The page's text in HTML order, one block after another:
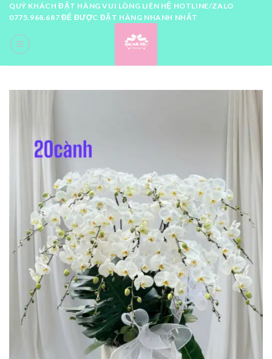
Skip
content
QUÝ KHÁCH ĐẶT HÀNG VUI LÒNG LIÊN HỆ HOTLINE/ZALO
0775.968.687 ĐỂ ĐƯỢC ĐẶT HÀNG NHANH NHẤT